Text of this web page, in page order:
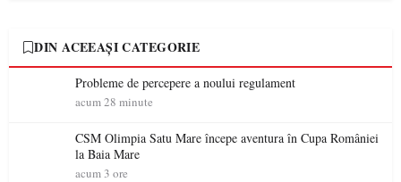
DIN ACEEAȘI CATEGORIE
Probleme de percepere a noului regulament
acum 28 minute
CSM Olimpia Satu Mare începe aventura în Cupa României
la Baia Mare
acum 3 ore